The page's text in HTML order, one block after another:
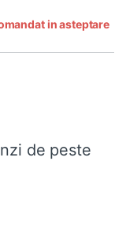
in asteptare
de peste